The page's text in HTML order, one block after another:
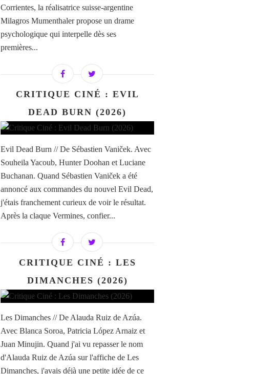
Corrientes, la réalisatrice suisse-argentine
Milagros Mumenthaler propose un drame
psychologique qui interpelle dès ses
premières...
CRITIQUE CINÉ : EVIL
DEAD BURN (2026)
Evil Dead Burn // De Sébastien Vaniček. Avec
Souheila Yacoub, Hunter Doohan et Luciane
Buchanan. Quand Sébastien Vaniček a été
annoncé aux commandes du nouvel Evil Dead,
j'étais franchement curieux de voir le résultat.
Après la claque Vermines, confier...
CRITIQUE CINÉ : LES
DIMANCHES (2026)
Les Dimanches // De Alauda Ruiz de Azúa.
Avec Blanca Soroa, Patricia López Arnaiz et
Juan Minujin. Quand j'ai vu repasser le nom
d'Alauda Ruiz de Azúa sur l'affiche de Les
Dimanches, j'avais déjà une petite idée de ce